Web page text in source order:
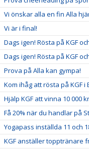
Vi önskar alla en fin Alla
Vi är i final!
Dags igen! Rösta på KGF
Dags igen! Rösta på KGF
Prova på Alla kan gympa!
Kom ihåg att rösta på KGF i
Hjälp KGF att vinna 10 000
Få 20% när du handlar på
Yogapass inställda 11 och
KGF anställer topptränare